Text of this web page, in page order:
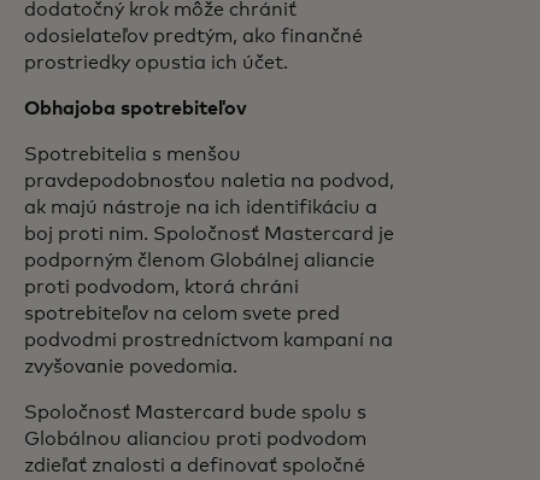
dodatočný krok môže chrániť
odosielateľov predtým, ako finančné
prostriedky opustia ich účet.
Obhajoba spotrebiteľov
Spotrebitelia s menšou
pravdepodobnosťou naletia na podvod,
ak majú nástroje na ich identifikáciu a
boj proti nim. Spoločnosť Mastercard je
podporným členom Globálnej aliancie
proti podvodom, ktorá chráni
spotrebiteľov na celom svete pred
podvodmi prostredníctvom kampaní na
zvyšovanie povedomia.
Spoločnosť Mastercard bude spolu s
Globálnou alianciou proti podvodom
zdieľať znalosti a definovať spoločné